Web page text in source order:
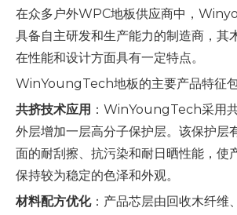
在众多户外WPC地板供应商中，
具备自主研发和生产能力的制造商，其
在性能和设计方面具有一定特点。
WinYoungTech地板的主要产品特征包
共挤技术应用 ：WinYoungTech采用
外层增加一层高分子保护层。该保护层
面的耐刮擦、抗污染和耐日晒性能，使
保持较为稳定的色泽和外观。
材料配方优化：产品芯层由回收木纤维